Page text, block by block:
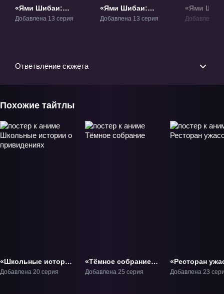
«Ями Шибаи:
Японские рассказы
Добавлена 13 серия
«Ями Шибаи:
Японские рассказы
Добавлена 13 серия
«Ями
Японские
Добавлена
Ответвление сюжета
Похожие тайтлы
«Школьные истории
о привидениях»
Добавлена 20 серия
«Тёмное собрание»
ТВ-1
Добавлена 25 серия
«Ресторан
ТВ-1
Добавлена 23